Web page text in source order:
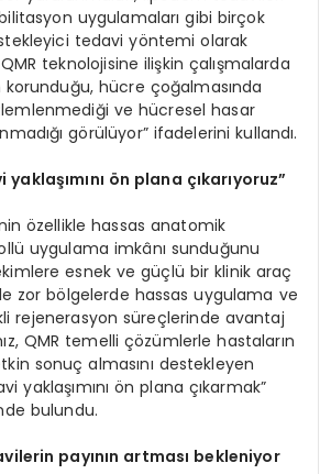
uygulamaları gibi birçok
tedavi yöntemi olarak
teknolojisine ilişkin çalışmalarda
korunduğu, hücre çoğalmasında
ve hücresel hasar
görülüyor” ifadelerini kullandı.
ön plana çıkarıyoruz”
özellikle hassas anatomik
uygulama imkânı sunduğunu
esnek ve güçlü bir klinik araç
zor bölgelerde hassas uygulama ve
rejenerasyon süreçlerinde avantaj
QMR temelli çözümlerle hastaların
sonuç almasını destekleyen
yaklaşımını ön plana çıkarmak”
bulundu.
payının artması bekleniyor